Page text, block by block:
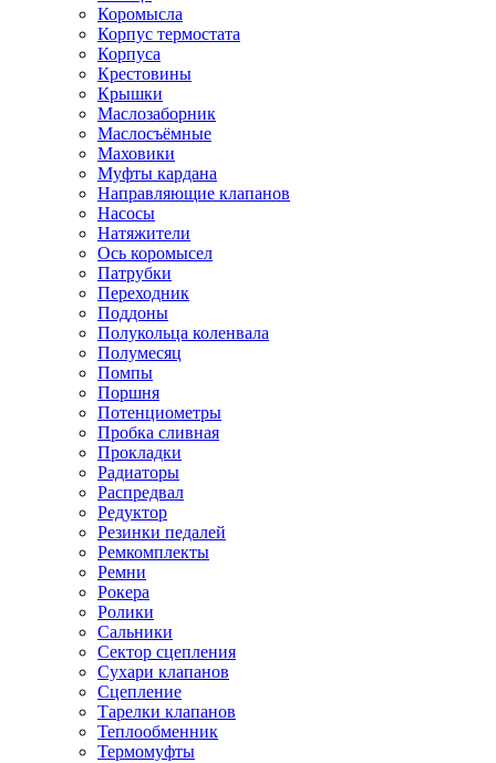
Коромысла
Корпус термостата
Корпуса
Крестовины
Крышки
Маслозаборник
Маслосъёмные
Маховики
Муфты кардана
Направляющие клапанов
Насосы
Натяжители
Ось коромысел
Патрубки
Переходник
Поддоны
Полукольца коленвала
Полумесяц
Помпы
Поршня
Потенциометры
Пробка сливная
Прокладки
Радиаторы
Распредвал
Редуктор
Резинки педалей
Ремкомплекты
Ремни
Рокера
Ролики
Сальники
Сектор сцепления
Сухари клапанов
Сцепление
Тарелки клапанов
Теплообменник
Термомуфты